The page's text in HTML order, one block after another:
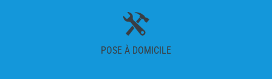
POSE À DOMICILE